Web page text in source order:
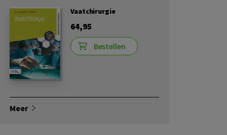
Vaatchirurgie
64,95
Bestellen
Meer